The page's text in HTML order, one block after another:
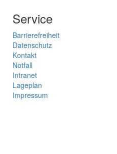
Service
Barrierefreiheit
Datenschutz
Kontakt
Notfall
Intranet
Lageplan
Impressum